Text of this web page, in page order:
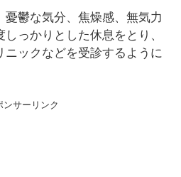
鬱な気分、焦燥感、無気力
っかりとした休息をとり、
ニックなどを受診するように
ンサーリンク